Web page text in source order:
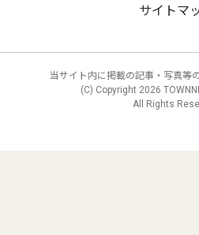
サイトマ
当サイト内に掲載の記事・写真等
(C) Copyright 2026
All Rights